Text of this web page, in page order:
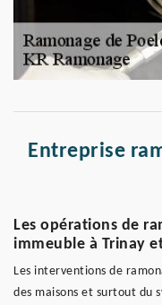
Entreprise
Les opérations de
immeuble à Trinay
Les interventions de
des maisons et surtout du